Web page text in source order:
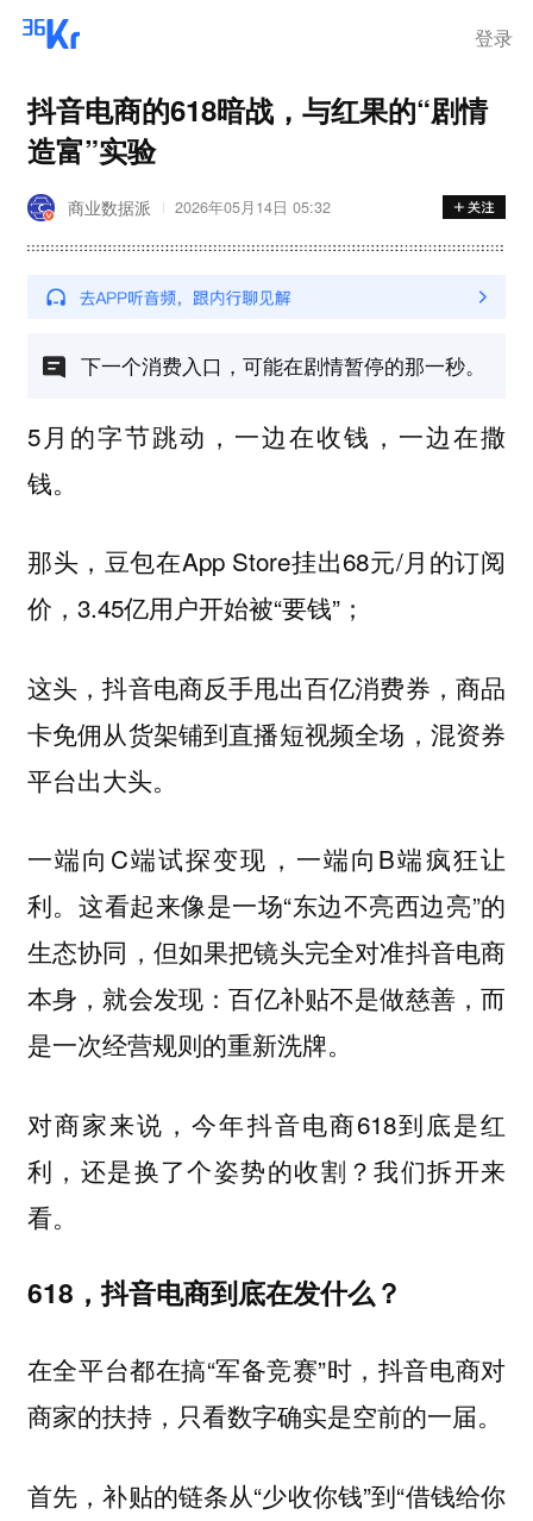
登录
抖音电商的618暗战，与红果的“剧情
造富”实验
商业数据派 2026年05月14日 05:32
下一个消费入口，可能在剧情暂停的那一秒。
5月的字节跳动，一边在收钱，一边在撒
钱。
那头，豆包在App Store挂出68元/月的订阅
价，3.45亿用户开始被“要钱”；
这头，抖音电商反手甩出百亿消费券，商品
卡免佣从货架铺到直播短视频全场，混资券
平台出大头。
一端向C端试探变现，一端向B端疯狂让
利。这看起来像是一场“东边不亮西边亮”的
生态协同，但如果把镜头完全对准抖音电商
本身，就会发现：百亿补贴不是做慈善，而
是一次经营规则的重新洗牌。
对商家来说，今年抖音电商618到底是红
利，还是换了个姿势的收割？我们拆开来
看。
618，抖音电商到底在发什么？
在全平台都在搞“军备竞赛”时，抖音电商对
商家的扶持，只看数字确实是空前的一届。
首先，补贴的链条从“少收你钱”到“借钱给你